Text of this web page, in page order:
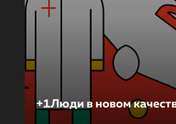
+1Люди в новом